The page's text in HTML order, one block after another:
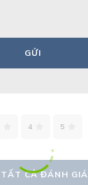
GỬI
4 5
TẤT CẢ ĐÁNH GIÁ